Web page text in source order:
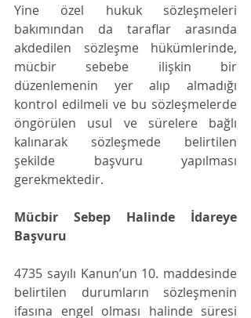
Yine özel hukuk sözleşmeleri
bakımından da taraflar arasında
akdedilen sözleşme hükümlerinde,
mücbir sebebe ilişkin bir
düzenlemenin yer alıp almadığı
kontrol edilmeli ve bu sözleşmelerde
öngörülen usul ve sürelere bağlı
kalınarak sözleşmede belirtilen
şekilde başvuru yapılması
gerekmektedir.
Mücbir Sebep Halinde İdareye
Başvuru
4735 sayılı Kanun’un 10. maddesinde
belirtilen durumların sözleşmenin
ifasına engel olması halinde süresi